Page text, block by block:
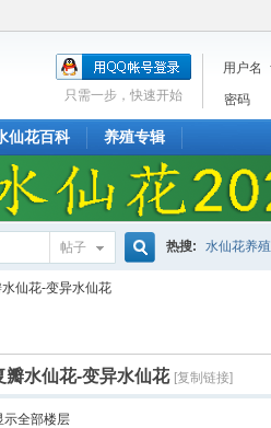
用户名
密码
只需一步，快速开始
仙花百科 养殖专辑
帖子
索
热搜: 水仙花养殖
仙花-变异水仙花
瓣水仙花-变异水仙花 [复制链接]
示全部楼层